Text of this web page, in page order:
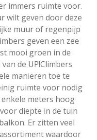
immers ruimte voor.
wilt geven door deze
muur of regenpijp
geven een zee
mooi groen in de
de UP!Climbers
manieren toe te
ruimte voor nodig
meters hoog
diepte in de tuin
Er zitten veel
waardoor